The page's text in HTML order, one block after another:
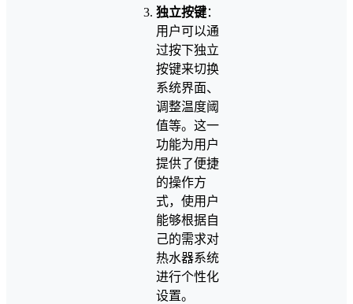
独立按键：
用户可以通
过按下独立
按键来切换
系统界面、
调整温度阈
值等。这一
功能为用户
提供了便捷
的操作方
式，使用户
能够根据自
己的需求对
热水器系统
进行个性化
设置。